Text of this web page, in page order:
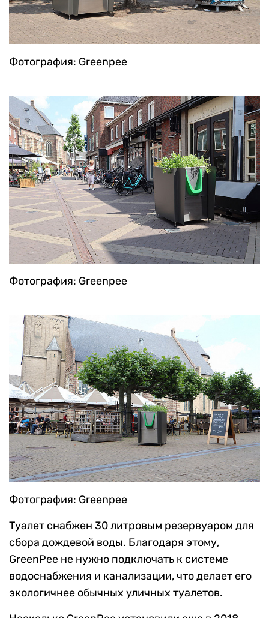
Фотография: Greenpee
Фотография: Greenpee
Фотография: Greenpee
Туалет снабжен 30 литровым резервуаром для
сбора дождевой воды. Благодаря этому,
GreenPee не нужно подключать к системе
водоснабжения и канализации, что делает его
экологичнее обычных уличных туалетов.